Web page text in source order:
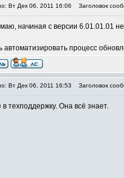
Вт Дек 06, 2011 16:06 Заголовок
начиная с версии 6.01.01.01
автоматизировать процесс
Вт Дек 06, 2011 16:53 Заголовок
техподдержку. Она всё знает.